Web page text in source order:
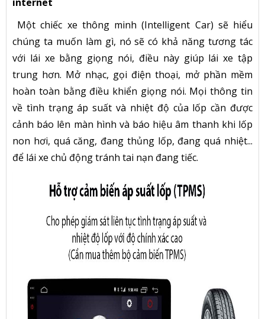
Một chiếc xe thông minh (Intelligent Car) sẽ hiểu
chúng ta muốn làm gì, nó sẽ có khả năng tương tác
với lái xe bằng giọng nói, điều này giúp lái xe tập
trung hơn. Mở nhạc, gọi điện thoại, mở phần mềm
hoàn toàn bằng điều khiển giọng nói. Mọi thông tin
về tình trạng áp suất và nhiệt độ của lốp cần được
cảnh báo lên màn hình và báo hiệu âm thanh khi lốp
non hơi, quá căng, đang thủng lốp, đang quá nhiệt...
để lái xe chủ động tránh tai nạn đang tiếc.